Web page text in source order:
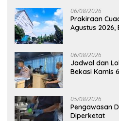
06/08/2026
Prakiraan
Agustus 2026,
06/08/2026
Jadwal dan
Bekasi Kamis
05/08/2026
Pengawasan
Diperketat